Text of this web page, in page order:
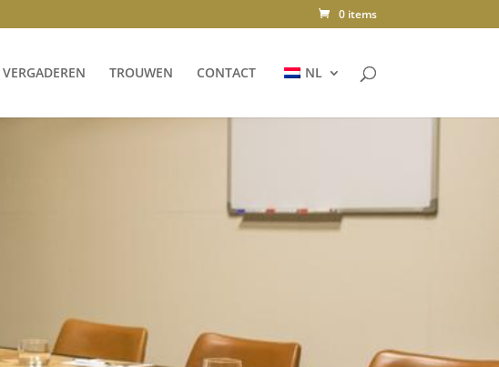
0 items
VERGADEREN TROUWEN CONTACT NL